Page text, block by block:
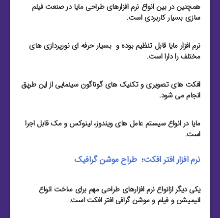
همچنین در بین انواع نرم افزارهای طراحی مایا در صنعت فیلم
سازی بسیار کاربردی است.
نرم افزار مایا قابل تنظیم بوده و بسیار حرفه ای نورپردازی های
مختلف را دارا است.
افکت های تصویری و تکنیک های گوناگون سینمایی از این طریق
انجام می شود.
مایا در انواع سیستم عامل های ویندوز، لینوکس و مک قابل اجرا
است.
نرم افزار افتر افکت؛ طراح موشن گرافیک
یکی دیگر ازانواع نرم افزارهای طراحی مهم برای ساخت انواع
انیمیشن و فیلم و موشن گرافی افتر افکت است.